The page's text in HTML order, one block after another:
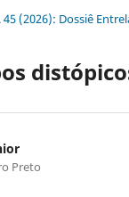
45 (2026): Dossiê
Preto